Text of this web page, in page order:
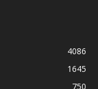
4086
1645
750